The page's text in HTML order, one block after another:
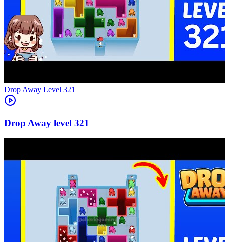
Level 321
321